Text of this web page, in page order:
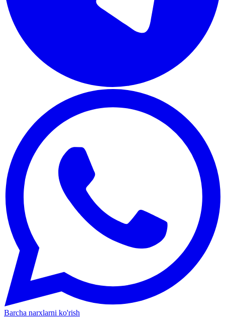
Barcha narxlarni ko'rish